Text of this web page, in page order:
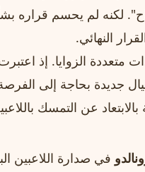
لكنه لم يحسم قراره
النهائي.
متعددة الزوايا. إذ
جديدة بحاجة إلى
عن التمسك
في صدارة اللاعبين